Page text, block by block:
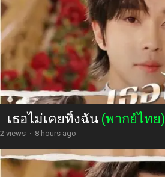
เธอไม่เคยทิ้งฉัน (พากย์ไทย)
2 views · 8 hours ago